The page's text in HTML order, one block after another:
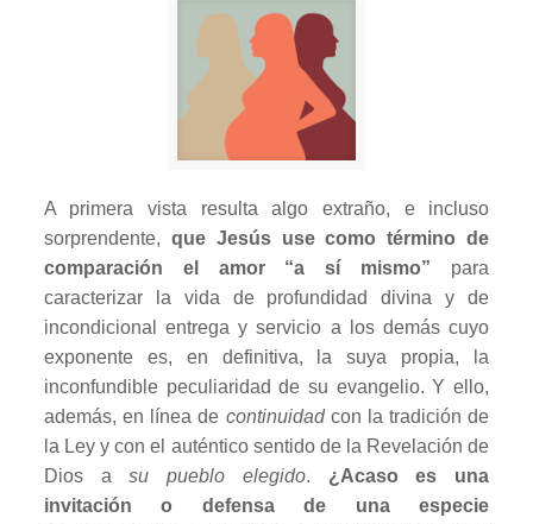
A primera vista resulta algo extraño, e incluso
sorprendente, que Jesús use como término de
comparación el amor “a sí mismo” para
caracterizar la vida de profundidad divina y de
incondicional entrega y servicio a los demás cuyo
exponente es, en definitiva, la suya propia, la
inconfundible peculiaridad de su evangelio. Y ello,
además, en línea de continuidadcon la tradición de
la Ley y con el auténtico sentido de la Revelación de
Dios asu pueblo elegido. ¿Acaso es una
invitación o defensa de una especie